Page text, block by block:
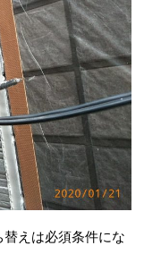
えは必須条件にな